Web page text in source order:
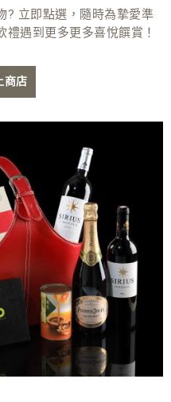
? 立即點選，隨時為摯愛準
遇到更多更多喜悅饌賞！
商店